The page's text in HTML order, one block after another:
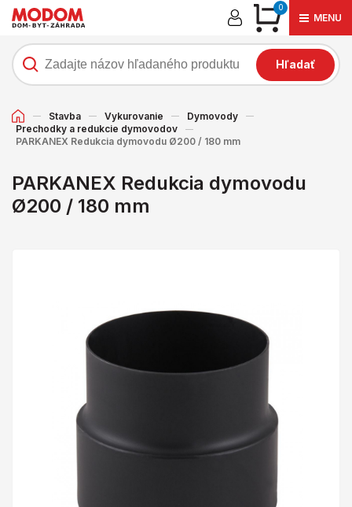
0
MENU
Hľadať
Stavba Vykurovanie
Dymovody
Prechodky a redukcie dymovodov
PARKANEX Redukcia dymovodu Ø200 / 180 mm
PARKANEX Redukcia dymovodu
Ø200 / 180 mm